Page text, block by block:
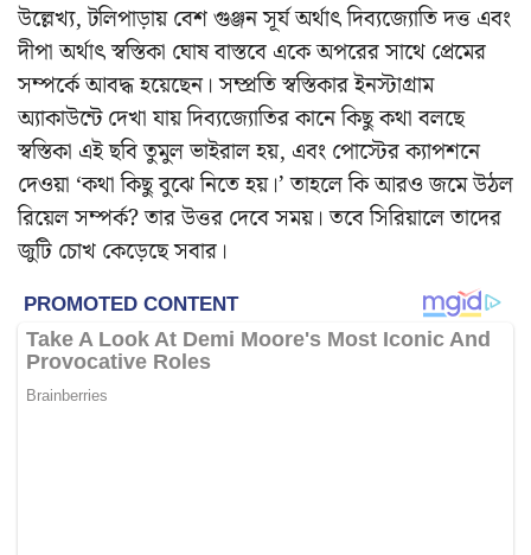
উল্লেখ্য, টলিপাড়ায় বেশ গুঞ্জন সূর্য অর্থাৎ দিব্যজ্যোতি দত্ত এবং
দীপা অর্থাৎ স্বস্তিকা ঘোষ বাস্তবে একে অপরের সাথে প্রেমের
সম্পর্কে আবদ্ধ হয়েছেন। সম্প্রতি স্বস্তিকার ইনস্টাগ্রাম
অ্যাকাউন্টে দেখা যায় দিব্যজ্যোতির কানে কিছু কথা বলছে
স্বস্তিকা এই ছবি তুমুল ভাইরাল হয়, এবং পোস্টের ক্যাপশনে
দেওয়া ‘কথা কিছু বুঝে নিতে হয়।’ তাহলে কি আরও জমে উঠল
রিয়েল সম্পর্ক? তার উত্তর দেবে সময়। তবে সিরিয়ালে তাদের
জুটি চোখ কেড়েছে সবার।